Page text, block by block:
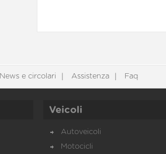
News e circolari Assistenza Faq
Veicoli
Autoveicoli
Motocicli